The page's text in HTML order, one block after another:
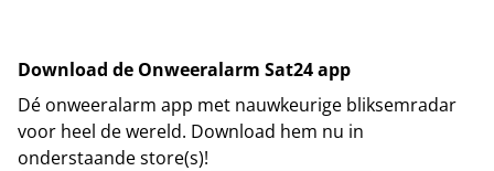
Download de Onweeralarm Sat24 app
Dé onweeralarm app met nauwkeurige bliksemradar
voor heel de wereld. Download hem nu in
onderstaande store(s)!